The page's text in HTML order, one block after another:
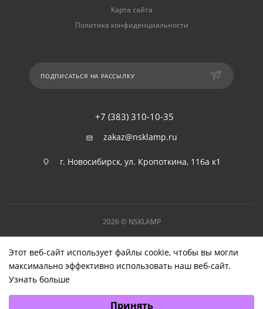
Карта сайта
Политика конфиденциальности
ПОДПИСАТЬСЯ НА РАССЫЛКУ
+7 (383) 310-10-35
zakaz@nsklamp.ru
г. Новосибирск, ул. Кропоткина, 116а к1
2026 © NSKLAMP
Этот веб-сайт использует файлы cookie, чтобы вы могли
максимально эффективно использовать наш веб-сайт.
Узнать больше
Принять